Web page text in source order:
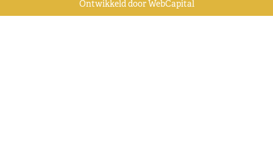
Ontwikkeld doorWebCapital